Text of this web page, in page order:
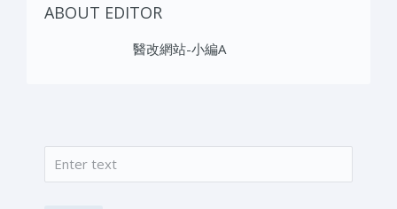
ABOUT EDITOR
醫改網站-小編A
搜尋表單